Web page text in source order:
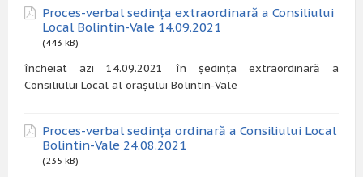
Proces-verbal sedința extraordinară a Consiliului
Local Bolintin-Vale 14.09.2021
(443 kB)
încheiat azi 14.09.2021 în ședința extraordinară a
Consiliului Local al orașului Bolintin-Vale
Proces-verbal sedința ordinară a Consiliului Local
Bolintin-Vale 24.08.2021
(235 kB)